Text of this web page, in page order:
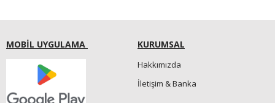
MOBİL UYGULAMA KURUMSAL
Hakkımızda
İletişim & Banka